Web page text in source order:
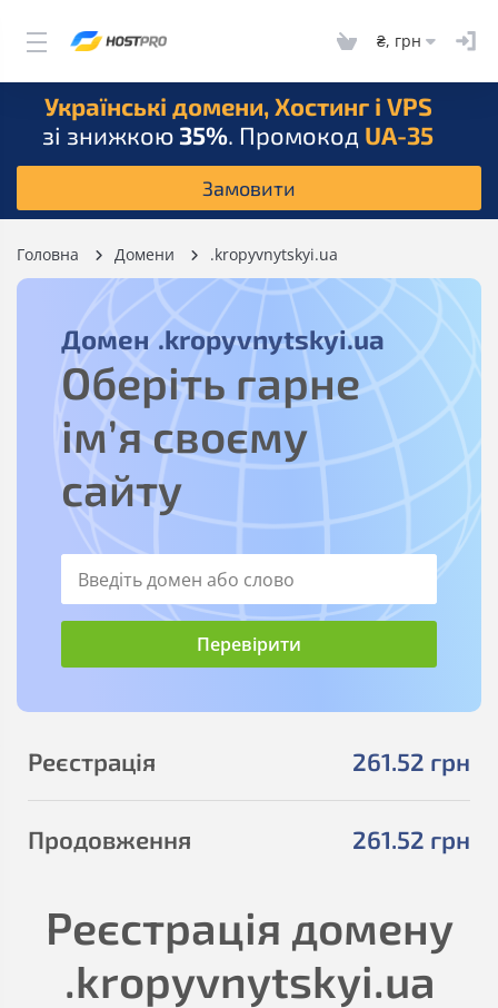
₴, грн
Українські домени, Хостинг і VPS
зі знижкою 35%. Промокод UA-35
Замовити
Головна Домени .kropyvnytskyi.ua
Домен .kropyvnytskyi.ua
Оберіть гарне
ім’я своєму
сайту
261.52 грн
Реєстрація
261.52 грн
Продовження
Реєстрація домену
.kropyvnytskyi.ua